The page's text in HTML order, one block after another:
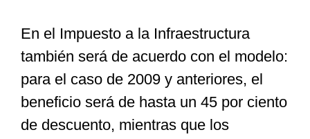
En el Impuesto a la Infraestructura
también será de acuerdo con el modelo:
para el caso de 2009 y anteriores, el
beneficio será de hasta un 45 por ciento
de descuento, mientras que los